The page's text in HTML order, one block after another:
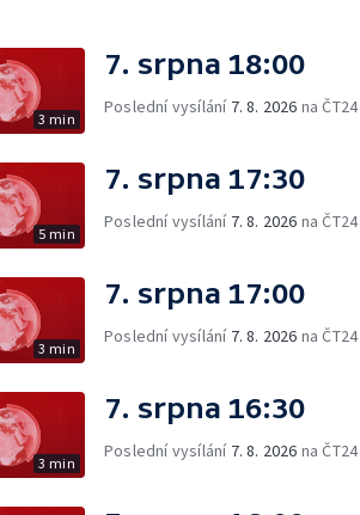
3 min
7. srpna 18:00
Poslední vysílání 7. 8. 2026 na ČT24
5 min
7. srpna 17:30
Poslední vysílání 7. 8. 2026 na ČT24
3 min
7. srpna 17:00
Poslední vysílání 7. 8. 2026 na ČT24
3 min
7. srpna 16:30
Poslední vysílání 7. 8. 2026 na ČT24